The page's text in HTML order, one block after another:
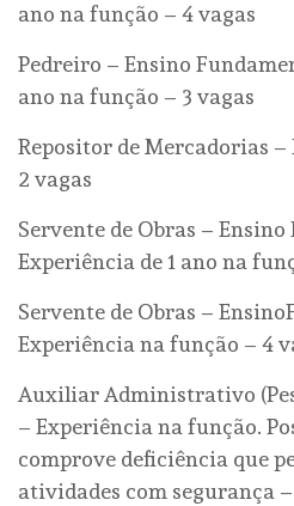
ano na função – 4 vagas
Pedreiro – Ensino
ano na função – 3 vagas
Repositor de Mercadorias
2 vagas
Servente de Obras –
Experiência de 1 ano na
Servente de Obras –
Experiência na função – 4
Auxiliar Administrativo
– Experiência na função.
comprove deficiência que
atividades com segurança